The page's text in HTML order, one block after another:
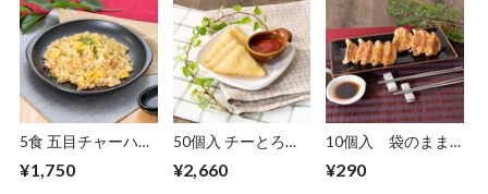
5食 五目チャーハン
270g
【20030183】【冷
¥1,750
50個入 チーとろ
(550g)
【10020788】【冷
¥2,660
10個入 袋のまま
で焼餃子 18g (たれ
無し)
¥290